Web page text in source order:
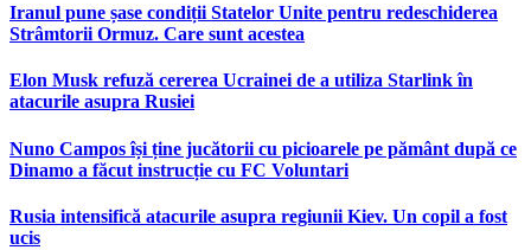
Iranul pune șase condiții Statelor Unite pentru redeschiderea
Strâmtorii Ormuz. Care sunt acestea
Elon Musk refuză cererea Ucrainei de a utiliza Starlink în
atacurile asupra Rusiei
Nuno Campos își ține jucătorii cu picioarele pe pământ după ce
Dinamo a făcut instrucție cu FC Voluntari
Rusia intensifică atacurile asupra regiunii Kiev. Un copil a fost
ucis